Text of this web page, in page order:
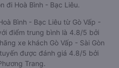
đi Hoà Bình - Bạc Liêu.
Bình - Bạc Liêu từ Gò Vấp -
điểm trung bình là 4.8/5 bởi
xe khách Gò Vấp - Sài Gòn
được đánh giá 4.8/5 bởi
Trang.